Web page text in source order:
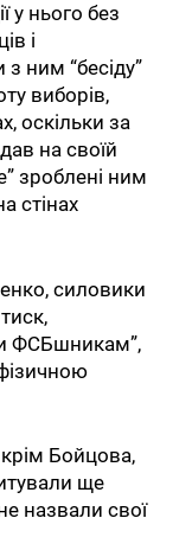
у нього без
і
ним “бесіду”
виборів,
оскільки за
на своїй
зроблені ним
стінах
силовики
ФСБшникам”,
Бойцова,
ще
назвали свої